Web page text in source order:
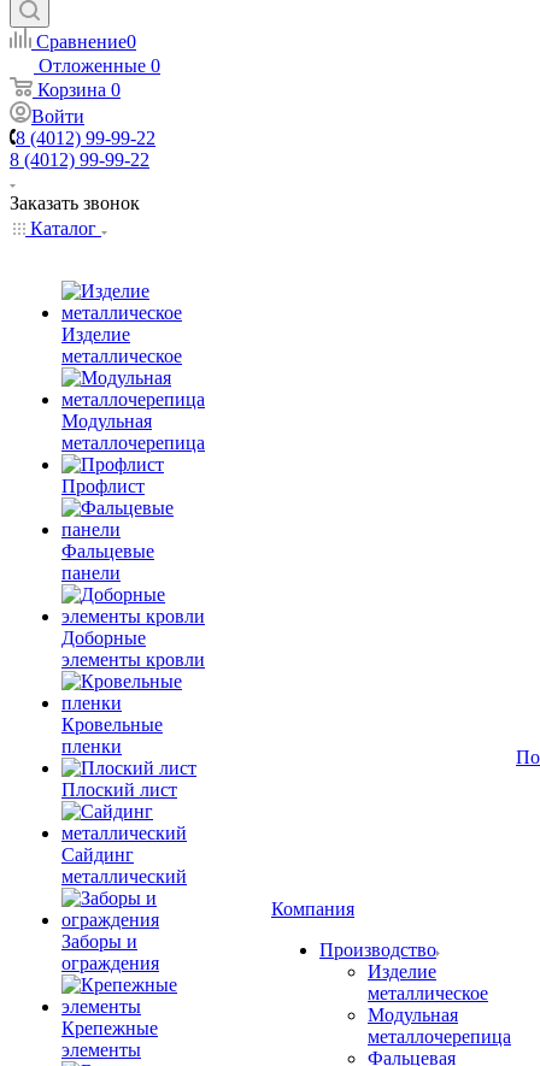
Сравнение0
Отложенные 0
Корзина 0
Войти
8 (4012) 99-99-22
8 (4012) 99-99-22
Заказать звонок
Каталог
Изделие
металлическое
Модульная
металлочерепица
Профлист
Фальцевые
панели
Доборные
элементы кровли
Кровельные
пленки
Плоский лист
Сайдинг
металлический
Заборы и
ограждения
Крепежные
элементы
Компания
Производство
Изделие
металлическое
Модульная
металлочерепица
Фальцевая